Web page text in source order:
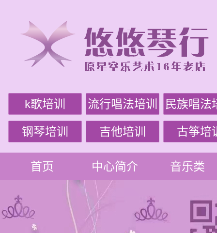
k歌培训 流行唱法培训 民族唱法
钢琴培训 吉他培训 古筝培
首页 中心简介 音乐类